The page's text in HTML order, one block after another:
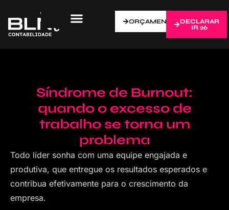
ORÇAMENTO
DECLARAR
IR 26
Síndrome de Burnout:
quando o excesso de
trabalho se torna um
problema
Todo líder sonha com uma equipe engajada e
produtiva, que entregue os resultados esperados e
contribua efetivamente para o crescimento da
empresa.